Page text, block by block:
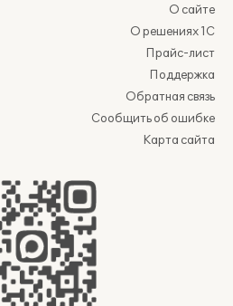
О сайте
О решениях 1С
Прайс-лист
Поддержка
Обратная связь
Сообщить об ошибке
Карта сайта